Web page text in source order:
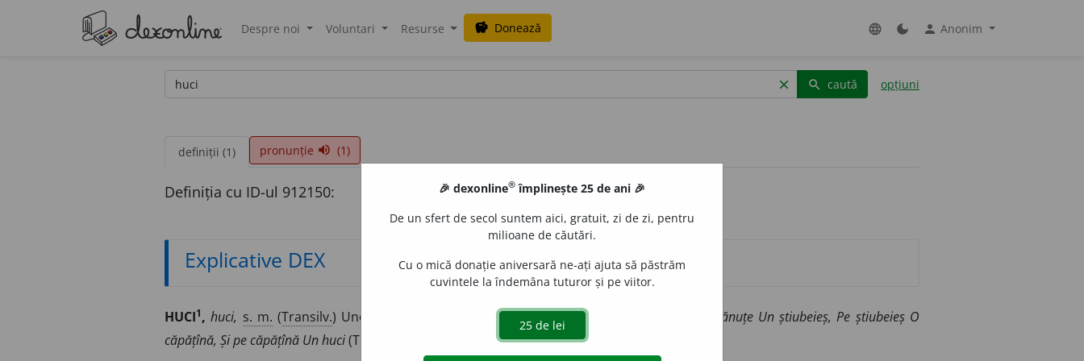
Despre noi Voluntari Resurse savings Donează language dark_mode person Anonim
clear search caută opțiuni
definiții (1) pronunție volume_up (1)
Definiția cu ID-ul 912150:
Explicative DEX
HUCI1, huci, s. m. (Transilv.) Unealtă de scărmănat lînă; ragilă.Am două crăcănuțe: Pe crăcănuțe Un știubeieș, Pe știubeieș O
căpățînă, Și pe căpățînă Un huci(Trupul omului). GOROVEI, C.369.
🎉 dexonline® împlinește 25 de ani 🎉
De un sfert de secol suntem aici, gratuit, zi de zi, pentru
milioane de căutări.
Cu o mică donație aniversară ne-ați ajuta să păstrăm
cuvintele la îndemâna tuturor și pe viitor.